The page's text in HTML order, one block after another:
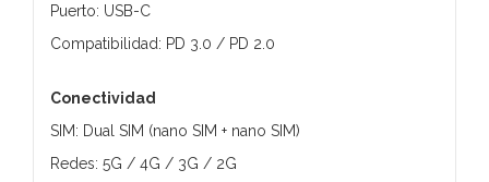
Puerto: USB-C
Compatibilidad: PD 3.0 / PD 2.0
Conectividad
SIM: Dual SIM (nano SIM + nano SIM)
Redes: 5G / 4G / 3G / 2G